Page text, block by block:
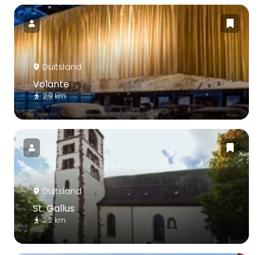
Duitsland
Volante
2.9 km
Duitsland
St. Gallus
2.2 km